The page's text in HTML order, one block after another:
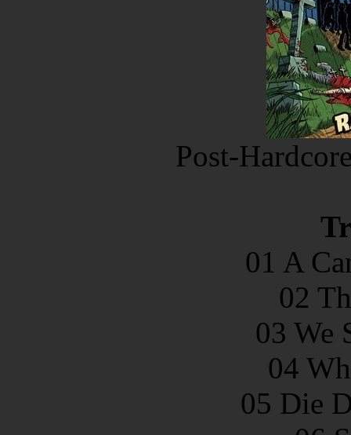
Post-
01 A
02
03 We
04
05 Die